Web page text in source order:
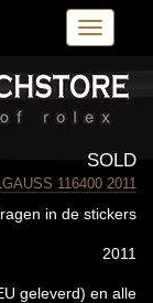
Toggle
SOLD
116400 2011
in de stickers
2011
geleverd) en alle